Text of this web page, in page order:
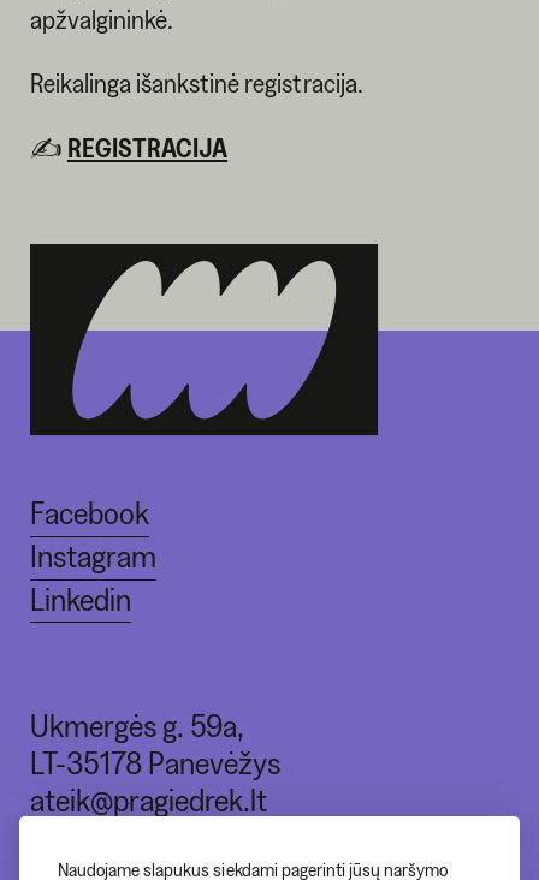
Naudojame slapukus siekdami pagerinti jūsų naršymo
apžvalgininkė.
Reikalinga išankstinė registracija.
✍️ REGISTRACIJA
Facebook
Instagram
Linkedin
Ukmergės g. 59a,
LT-35178 Panevėžys
ateik@pragiedrek.lt